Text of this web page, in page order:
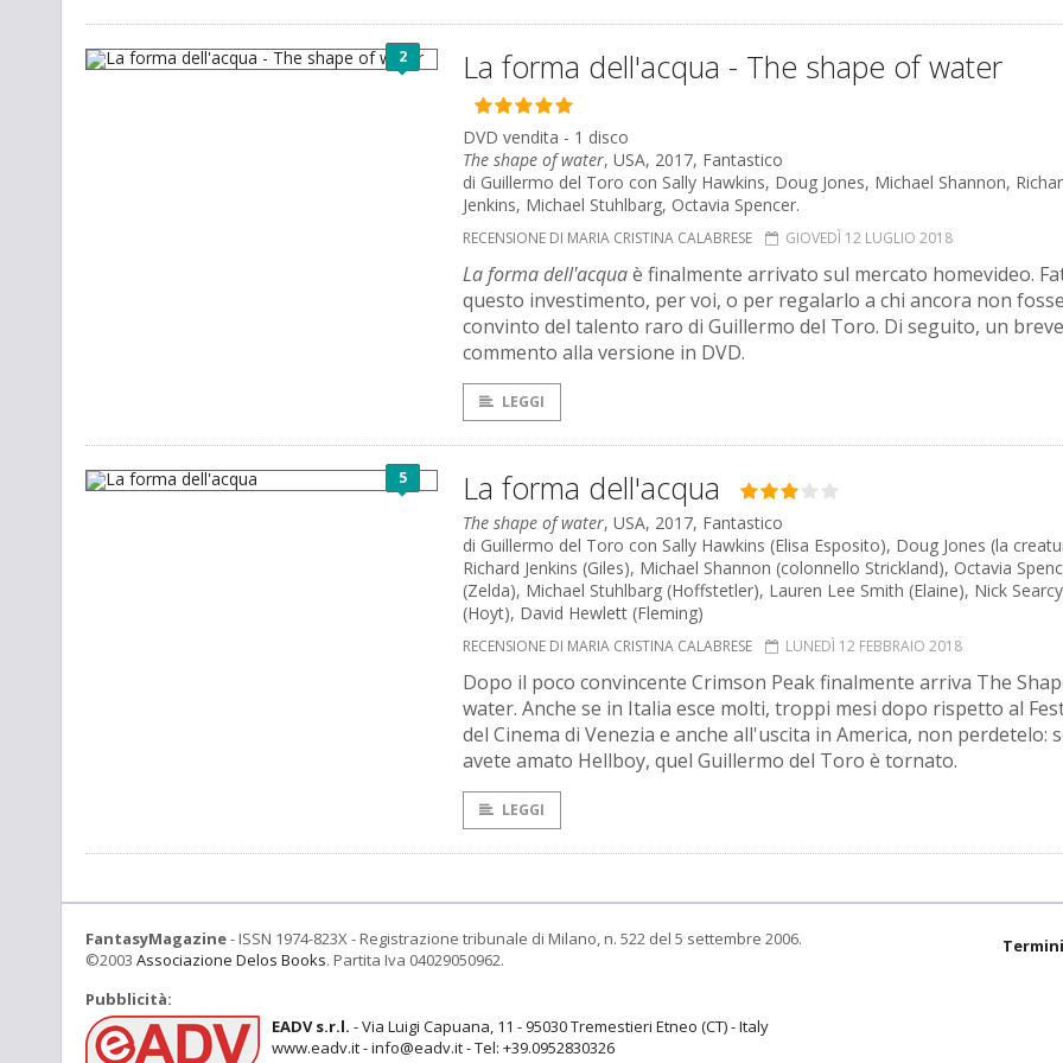
2 La forma dell'acqua - The shape of water
DVD vendita - 1 disco
The shape of water, USA, 2017, Fantastico
di Guillermo del Toro con Sally Hawkins, Doug Jones, Michael Shannon,
Jenkins, Michael Stuhlbarg, Octavia Spencer.
RECENSIONE DI MARIA CRISTINA CALABRESE GIOVEDÌ 12 LUGLIO 2018
La forma dell'acquaè finalmente arrivato sul mercato homevideo.
questo investimento, per voi, o per regalarlo a chi ancora non fosse
convinto del talento raro di Guillermo del Toro. Di seguito, un breve
commento alla versione in DVD.
LEGGI
5 La forma dell'acqua
The shape of water, USA, 2017, Fantastico
di Guillermo del Toro con Sally Hawkins (Elisa Esposito), Doug Jones (la
Richard Jenkins (Giles), Michael Shannon (colonnello Strickland), Octavia
(Zelda), Michael Stuhlbarg (Hoffstetler), Lauren Lee Smith (Elaine), Nick Searcy
(Hoyt), David Hewlett (Fleming)
RECENSIONE DI MARIA CRISTINA CALABRESE LUNEDÌ 12 FEBBRAIO 2018
Dopo il poco convincente Crimson Peak finalmente arriva The
water. Anche se in Italia esce molti, troppi mesi dopo rispetto al
del Cinema di Venezia e anche all'uscita in America, non perdetelo:
avete amato Hellboy, quel Guillermo del Toro è tornato.
LEGGI
FantasyMagazine- ISSN 1974-823X - Registrazione tribunale di Milano, n. 522 del 5 settembre 2006.
©2003 Associazione Delos Books. Partita Iva 04029050962.
Pubblicità:
EADV s.r.l. - Via Luigi Capuana, 11 - 95030 Tremestieri Etneo (CT) - Italy
www.eadv.it - info@eadv.it - Tel: +39.0952830326